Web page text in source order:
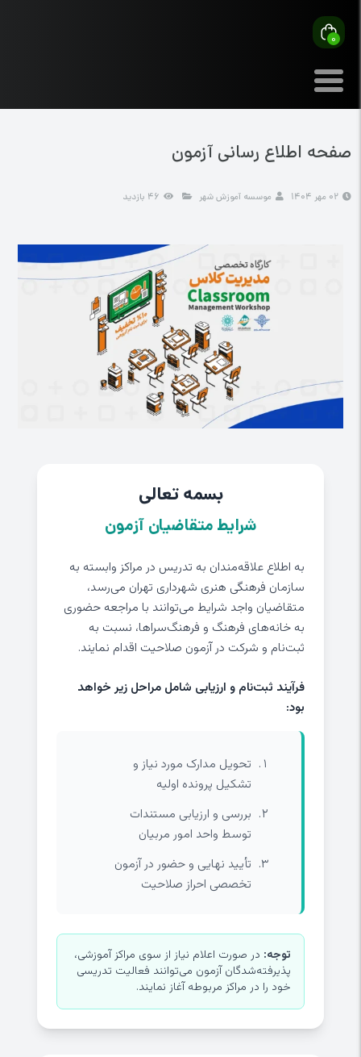
0
صفحه اطلاع رسانی آزمون
02 مهر 1404 موسسه آموزش شهر 46 بازدید
بسمه تعالی
شرایط متقاضیان آزمون
به اطلاع علاقه‌مندان به تدریس در مراکز وابسته به
سازمان فرهنگی هنری شهرداری تهران می‌رسد،
متقاضیان واجد شرایط می‌توانند با مراجعه حضوری
به خانه‌های فرهنگ و فرهنگ‌سراها، نسبت به
ثبت‌نام و شرکت در آزمون صلاحیت اقدام نمایند.
فرآیند ثبت‌نام و ارزیابی شامل مراحل زیر خواهد
بود:
تحویل مدارک مورد نیاز و
تشکیل پرونده اولیه
بررسی و ارزیابی مستندات
توسط واحد امور مربیان
تأیید نهایی و حضور در آزمون
تخصصی احراز صلاحیت
توجه: در صورت اعلام نیاز از سوی مراکز آموزشی،
پذیرفته‌شدگان آزمون می‌توانند فعالیت تدریسی
خود را در مراکز مربوطه آغاز نمایند.